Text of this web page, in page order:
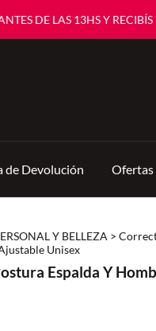
LAS 13HS Y RECIBÍS
de Devolución Ofertas
Y BELLEZA >
Unisex
Espalda Y